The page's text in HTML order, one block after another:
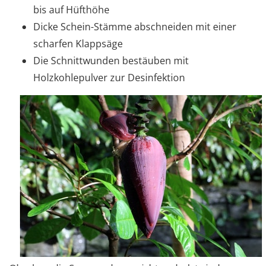
bis auf Hüfthöhe
Dicke Schein-Stämme abschneiden mit einer
scharfen Klappsäge
Die Schnittwunden bestäuben mit
Holzkohlepulver zur Desinfektion